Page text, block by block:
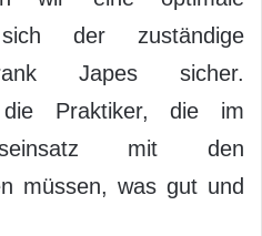
der zuständige
Japes sicher.
die Praktiker, die im
mit den
müssen, was gut und